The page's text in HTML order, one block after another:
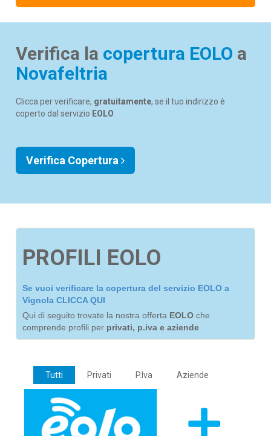
Verifica la copertura EOLO a
Novafeltria
Clicca per verificare, gratuitamente, se il tuo indirizzo è
coperto dal servizio EOLO
Verifica Copertura
PROFILI EOLO
Se vuoi verificare la copertura del servizio EOLO a
Vignola CLICCA QUI
Qui di seguito trovate la nostra offerta EOLO che
comprende profili per privati, p.iva e aziende
Tutti Privati P.Iva Aziende